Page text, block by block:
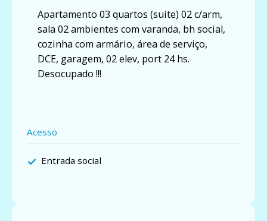
Apartamento 03 quartos (suíte) 02 c/arm,
sala 02 ambientes com varanda, bh social,
cozinha com armário, área de serviço,
DCE, garagem, 02 elev, port 24 hs.
Desocupado !!!
Acesso
Entrada social